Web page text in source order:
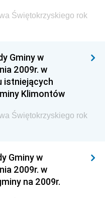
Świętokrzyskiego rok
Gminy w
2009r. w
istniejących
Klimontów
Świętokrzyskiego rok
Gminy w
2009r. w
na 2009r.